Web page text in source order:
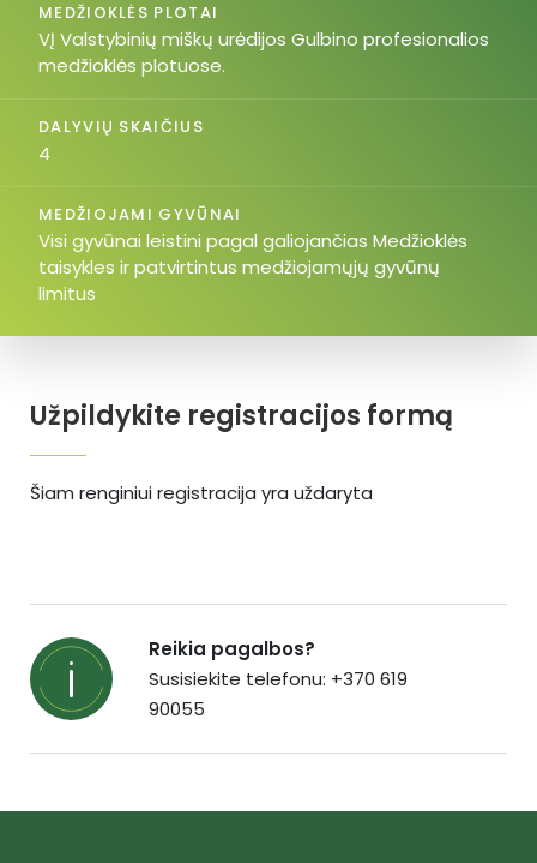
Užpildykite registracijos formą
Šiam renginiui registracija yra uždaryta
MEDŽIOKLĖS PLOTAI
VĮ Valstybinių miškų urėdijos Gulbino profesionalios
medžioklės plotuose.
DALYVIŲ SKAIČIUS
4
MEDŽIOJAMI GYVŪNAI
Visi gyvūnai leistini pagal galiojančias Medžioklės
taisykles ir patvirtintus medžiojamųjų gyvūnų
limitus
Reikia pagalbos?
Susisiekite telefonu: +370 619
90055